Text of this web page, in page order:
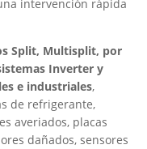
intervención rápida
Split, Multisplit, por
Inverter y
e industriales,
de refrigerante,
averiados, placas
dañados, sensores